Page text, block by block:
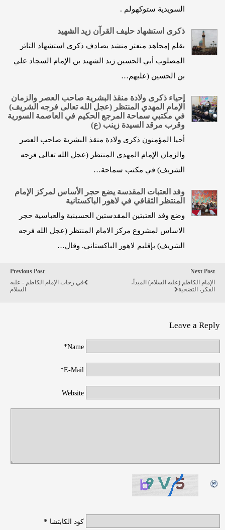
السويدية ستوكهولم .
ذكرى استشهاد حليف القرآن زيد الشهيد
بقلم |مجاهد منعثر منشد يصادف ذكرى استشهاد الثائر
المصلوب أبي الحسين زيد الشهيد بن الإمام السجاد علي
بن الحسين (عليهم…
إحياء ذكرى ولادة منقذ البشرية صاحب العصر والزمان
الإمام المهدي المنتظر (عجل الله تعالى فرجه الشريف)
في مكتبي سماحة المرجع الحكيم في العاصمة السورية
وقرب مرقد السيدة زينب (ع)
أحيا المؤمنون ذكرى ولادة منقذ البشرية صاحب العصر
والزمان الإمام المهدي المنتظر (عجل الله تعالى فرجه
الشريف) في مكتب سماحة…
وفد العتبات المقدسة يضع حجر الأساس لمركز الإمام
المنتظر الثقافي في لاهور الباكستانية
وضع وفد العتبتين المقدستين الحسينية والعباسية حجر
الاساس لمشروع مركز الامام المنتظر (عجل الله فرجه
الشريف) بإقليم لاهور الباكستاني. وقال…
Previous Post
في رحاب الإمام الكاظم - عليه
السلام
Next Post
الإمام الكاظم (عليه السلام) المبدأ،
الفكر، التضحية
Leave a Reply
Name*
E-Mail*
Website
كود الكابتشا *